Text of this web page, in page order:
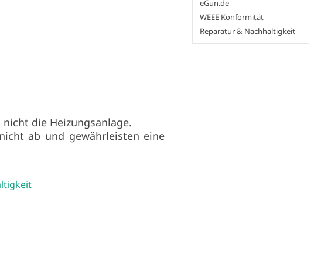
die Heizungsanlage.
ab und gewährleisten eine
eGun.de
WEEE Konformität
Reparatur & Nachhaltigkeit